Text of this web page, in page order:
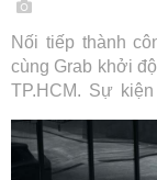
Nối tiếp thành
cùng Grab khởi
TP.HCM. Sự
đẩy chuyển đổi